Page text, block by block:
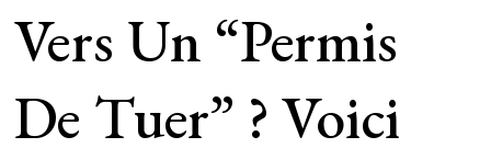
Vers Un “permis
De Tuer” ? Voici